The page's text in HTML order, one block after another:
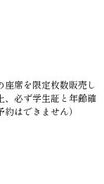
席を限定枚数販売し
、必ず学生証と年齢確
はできません）